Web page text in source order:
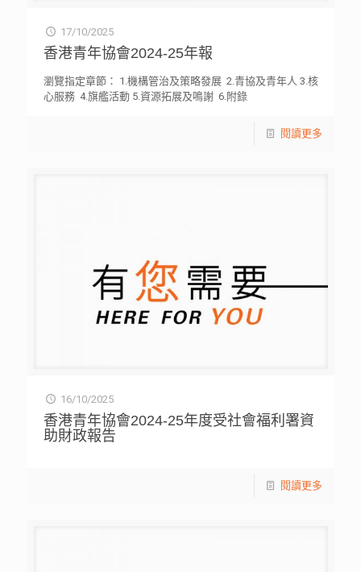
17/10/2025
香港青年協會2024-25年報
瀏覽指定章節： 1.機構管治及策略發展 2.青協及青年人 3.核
心服務 4.旗艦活動 5.資源拓展及鳴謝 6.附錄
閱讀更多
16/10/2025
香港青年協會2024-25年度受社會福利署資
助財政報告
閱讀更多